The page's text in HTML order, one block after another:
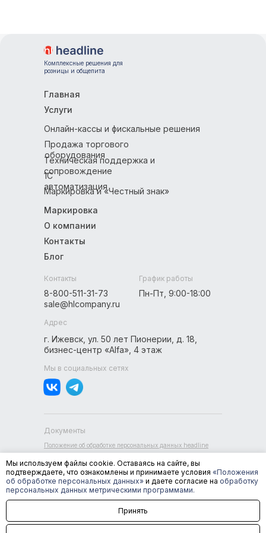
Мы используем файлы cookie. Оставаясь на сайте, вы
подтверждаете, что ознакомлены и принимаете условия «Положения
об обработке персональных данных» и даете согласие на обработку
персональных данных метрическими программами.
Принять
Все права защищены
Комплексные решения для
розницы и общепита
Группа компаний Headline.
8-800-511-31-73
sale@hlcompany.ru
Блог
Контакты
Мы в социальных сетях
Пн-Пт, 9:00-18:00
График работы
г. Ижевск, ул. 50 лет Пионерии, д. 18,
бизнес-центр «Alfa», 4 этаж
Адрес
Документы
Положение об обработке персональных данных headline
Согласие на обработку персональных данных
Согласие на обработку данных метрическими
программами и политика использования cookie
Контакты
О компании
Маркировка
Услуги
1С
автоматизация
Техническая поддержка и
сопровождение
Продажа торгового
оборудования
Маркировка и «Честный знак»
Онлайн-кассы и фискальные решения
Главная